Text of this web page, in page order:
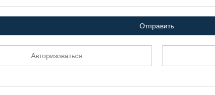
Отправить
Авторизоваться